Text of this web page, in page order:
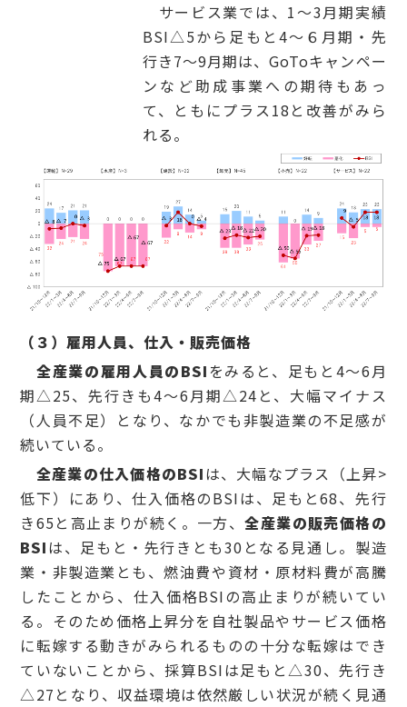
サービス業では、1～3月期実績
BSI△5から足もと4～６月期・先
行き7～9月期は、GoToキャンペー
ンなど助成事業への期待もあっ
て、ともにプラス18と改善がみら
れる。
（３）雇用人員、仕入・販売価格
全産業の雇用人員のBSIをみると、足もと4～6月
期△25、先行きも4～6月期△24と、大幅マイナス
（人員不足）となり、なかでも非製造業の不足感が
続いている。
全産業の仕入価格のBSIは、大幅なプラス（上昇>
低下）にあり、仕入価格のBSIは、足もと68、先行
き65と高止まりが続く。一方、全産業の販売価格の
BSIは、足もと・先行きとも30となる見通し。製造
業・非製造業とも、燃油費や資材・原材料費が高騰
したことから、仕入価格BSIの高止まりが続いてい
る。そのため価格上昇分を自社製品やサービス価格
に転嫁する動きがみられるものの十分な転嫁はでき
ていないことから、採算BSIは足もと△30、先行き
△27となり、収益環境は依然厳しい状況が続く見通